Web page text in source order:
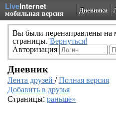
LiveInternet
мобильная версия Дневники
Вы были перенаправлены
страницы. Вернуться!
Авторизация
Дневник
Лента друзей /Полная версия
Добавить в друзья
Страницы: раньше»